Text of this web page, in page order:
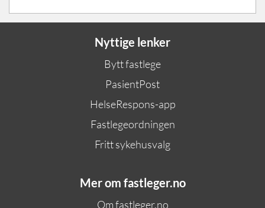
Nyttige lenker
Bytt fastlege
PasientPost
HelseRespons-app
Fastlegeordningen
Fritt sykehusvalg
Mer om fastleger.no
Om fastleger.no